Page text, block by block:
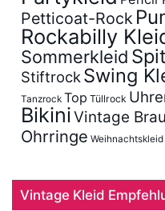
Petticoat-Rock
Rockabilly
Sommerkleid
Stiftrock Swing
Tanzrock Top Tüllrock
BikiniVintage
Ohrringe Weihnachtskleid
Vintage Kleid